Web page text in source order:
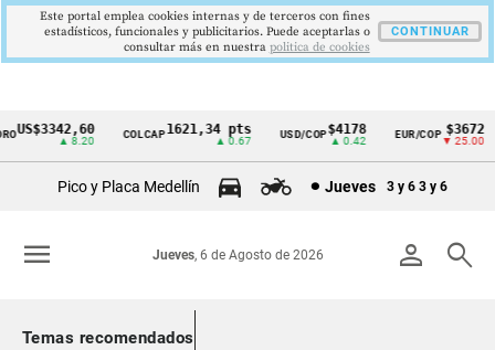
Cintillo
Colombia
US$3342,60
▲ 8.20
COLCAP1621,34 pts
▲ 0.67
USD/COP$4178
▲ 0.42
EUR/COP $3672
▼ 25.00
Pico y Placa Medellín Jueves 3 y 6 3 y 6
person search
Jueves, 6 de Agosto de 2026
menu
Temas recomendados
Este portal emplea cookies internas y de terceros con fines
estadísticos, funcionales y publicitarios. Puede aceptarlas o
consultar más en nuestra politica de cookies
CONTINUAR